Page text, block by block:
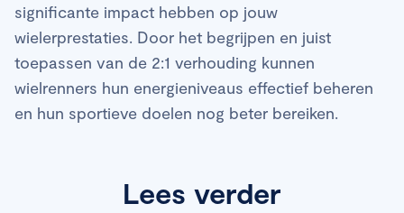
significante impact hebben op jouw
wielerprestaties. Door het begrijpen en juist
toepassen van de 2:1 verhouding kunnen
wielrenners hun energieniveaus effectief beheren
en hun sportieve doelen nog beter bereiken.
Lees verder